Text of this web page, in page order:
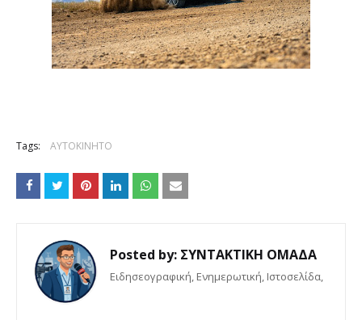
Tags: ΑΥΤΟΚΙΝΗΤΟ
Posted by: ΣΥΝΤΑΚΤΙΚΗ ΟΜΑΔΑ
Eιδησεογραφική, Ενημερωτική, Iστοσελίδα,